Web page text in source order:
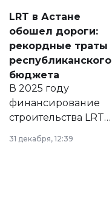
документ
появился в базе
нормативных
правовых актов и
на сайте маслихат
города.
LRT в Астане
обошел дороги:
рекордные траты
республиканского
бюджета
В 2025 году
финансирование
строительства LRT
в Астане из
республиканского
31 декабря, 12:39